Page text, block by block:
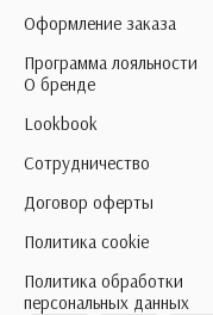
Оформление заказа
Программа лояльности
О бренде
Lookbook
Сотрудничество
Договор оферты
Политика cookie
Политика обработки
персональных данных